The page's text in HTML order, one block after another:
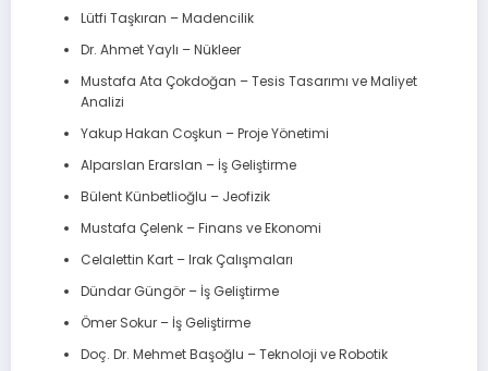
Lütfi Taşkıran – Madencilik
Dr. Ahmet Yaylı – Nükleer
Mustafa Ata Çokdoğan – Tesis Tasarımı ve Maliyet
Analizi
Yakup Hakan Coşkun – Proje Yönetimi
Alparslan Erarslan – İş Geliştirme
Bülent Künbetlioğlu – Jeofizik
Mustafa Çelenk – Finans ve Ekonomi
Celalettin Kart – Irak Çalışmaları
Dündar Güngör – İş Geliştirme
Ömer Sokur – İş Geliştirme
Doç. Dr. Mehmet Başoğlu – Teknoloji ve Robotik